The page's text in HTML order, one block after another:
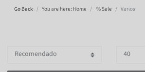
Go Back You are here: Home % Sale Varios